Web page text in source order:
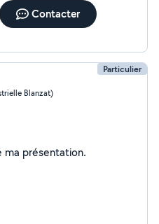
Contacter
Particulier
Blanzat)
Je n'ai pas encore renseigné ma présentation.